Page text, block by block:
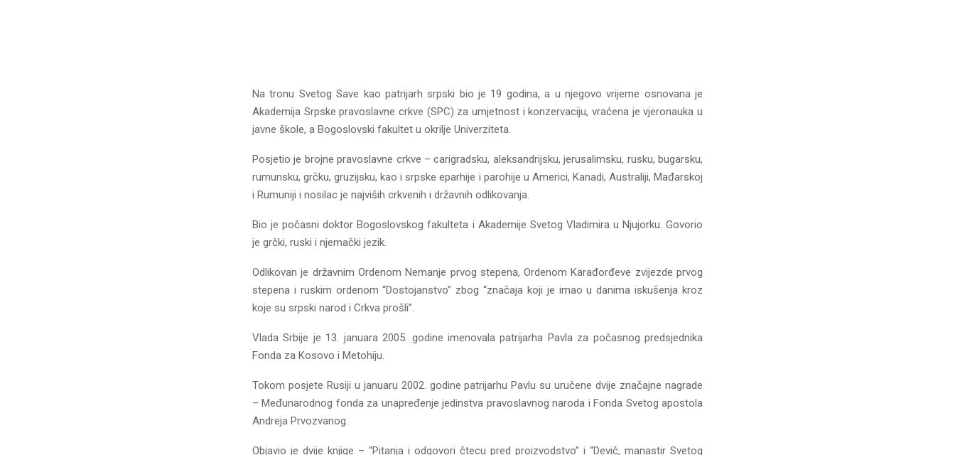
Na tronu Svetog Save kao patrijarh srpski bio je 19 godina, a u njegovo vrijeme osnovana je
Akademija Srpske pravoslavne crkve (SPC) za umjetnost i konzervaciju, vraćena je vjeronauka u
javne škole, a Bogoslovski fakultet u okrilje Univerziteta.
Posjetio je brojne pravoslavne crkve – carigradsku, aleksandrijsku, jerusalimsku, rusku, bugarsku,
rumunsku, grčku, gruzijsku, kao i srpske eparhije i parohije u Americi, Kanadi, Australiji, Mađarskoj
i Rumuniji i nosilac je najviših crkvenih i državnih odlikovanja.
Bio je počasni doktor Bogoslovskog fakulteta i Akademije Svetog Vladimira u Njujorku. Govorio
je grčki, ruski i njemački jezik.
Odlikovan je državnim Ordenom Nemanje prvog stepena, Ordenom Karađorđeve zvijezde prvog
stepena i ruskim ordenom “Dostojanstvo” zbog “značaja koji je imao u danima iskušenja kroz
koje su srpski narod i Crkva prošli”.
Vlada Srbije je 13. januara 2005. godine imenovala patrijarha Pavla za počasnog predsjednika
Fonda za Kosovo i Metohiju.
Tokom posjete Rusiji u januaru 2002. godine patrijarhu Pavlu su uručene dvije značajne nagrade
– Međunarodnog fonda za unapređenje jedinstva pravoslavnog naroda i Fonda Svetog apostola
Andreja Prvozvanog.
Objavio je dvije knjige – “Pitanja i odgovori čtecu pred proizvodstvo” i “Devič, manastir Svetog